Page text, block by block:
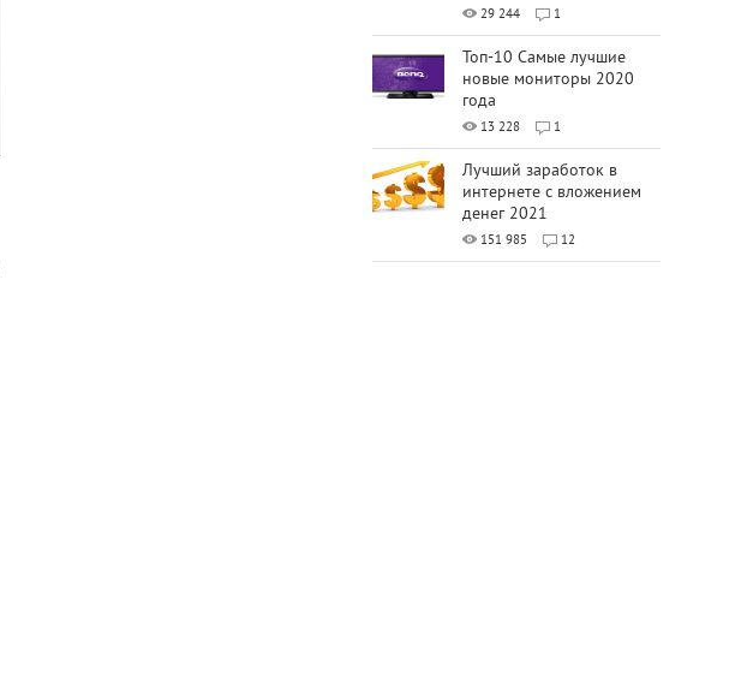
29 244 1
Топ-10 Самые лучшие
новые мониторы 2020
года
13 228 1
Лучший заработок в
интернете с вложением
денег 2021
151 985 12